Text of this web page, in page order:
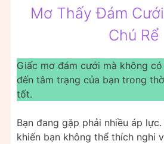
Mơ Thấy Đám
Chú Rể
Giấc mơ đám cưới mà không
đến tâm trạng của bạn trong
tốt.
Bạn đang gặp phải nhiều áp
khiến bạn không thể thích nghi